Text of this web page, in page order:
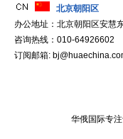
北京朝阳区
办公地址：北京朝阳区安慧
咨询热线：010-64926602
订阅邮箱:
华俄国际专